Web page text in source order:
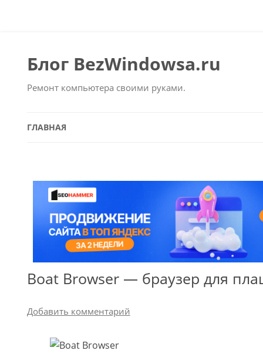
Блог BezWindowsa.ru
Ремонт компьютера своими руками.
ГЛАВНАЯ
Boat Browser — браузер для
Добавить комментарий